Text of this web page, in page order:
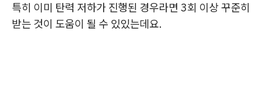
특히 이미 탄력 저하가 진행된 경우라면 3회 이상 꾸준히
받는 것이 도움이 될 수 있있는데요.